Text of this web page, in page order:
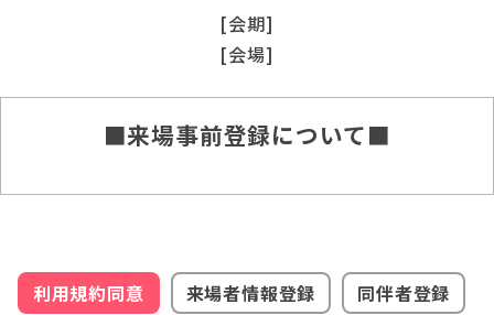
[会期]
[会場]
■来場事前登録について■
利用規約同意 来場者情報登録
同伴者登録